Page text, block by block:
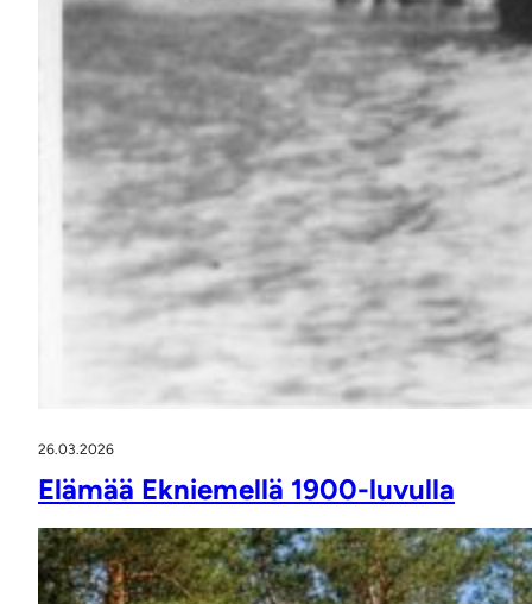
26.03.2026
Elämää Ekniemellä 1900-luvulla